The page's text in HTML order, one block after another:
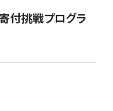
付挑戦プログラ